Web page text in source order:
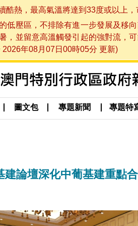
酷熱，最高氣溫將達到33度或以上
低壓區，不排除有進一步發展及移
，並留意高溫觸發引起的強對流，
年08月07日00時05分 更新)
圖文包 專題新聞 專題特
論壇深化中葡基建重點